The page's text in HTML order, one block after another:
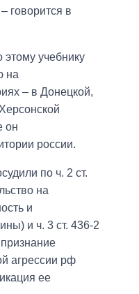
– говорится в
этому учебнику
на
– в Донецкой,
он
россии.
по ч. 2 ст.
на
и
и ч. 3 ст. 436-2
агрессии рф
ее